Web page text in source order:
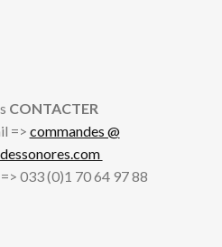
CONTACTER
=> commandes @
033 (0)1 70 64 97 88